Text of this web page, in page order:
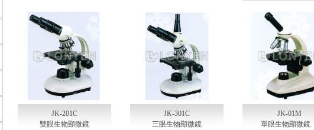
JK-201C
雙眼生物顯微鏡
JK-301C
三眼生物顯微鏡
JK-01M
單眼生物顯微鏡